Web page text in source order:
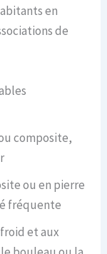
en
de
composite,
ou en pierre
fréquente
et aux